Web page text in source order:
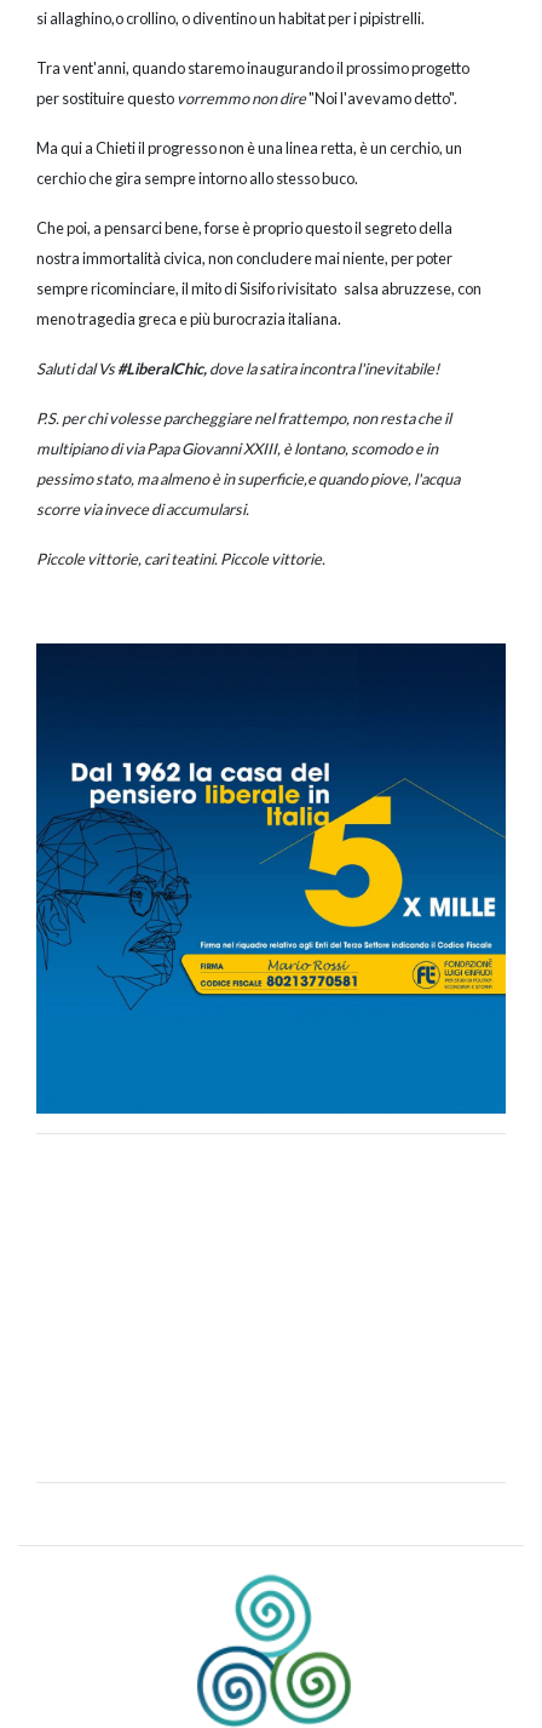
si allaghino,o crollino, o diventino un habitat per i pipistrelli.
Tra vent'anni, quando staremo inaugurando il prossimo progetto
per sostituire questovorremmo non dire"Noi l'avevamo detto".
Ma qui a Chieti il progresso non è una linea retta, è un cerchio, un
cerchio che gira sempre intorno allo stesso buco.
Che poi, a pensarci bene, forse è proprio questo il segreto della
nostra immortalità civica, non concludere mai niente, per poter
sempre ricominciare, il mito di Sisifo rivisitato salsa abruzzese, con
meno tragedia greca e più burocrazia italiana.
Saluti dal Vs#LiberalChic,dove la satira incontra l'inevitabile!
P.S. per chi volesse parcheggiare nel frattempo, non resta che il
multipiano di via PapaGiovanni XXIII, è lontano, scomodo e in
pessimo stato, ma almeno è in superficie,equando piove, l'acqua
scorre via invece di accumularsi.
Piccole vittorie, cari teatini. Piccole vittorie.